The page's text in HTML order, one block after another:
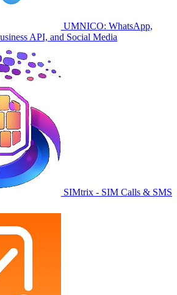
UMNICO: WhatsApp,
API, and Social Media
SIMtrix - SIM Calls & SMS